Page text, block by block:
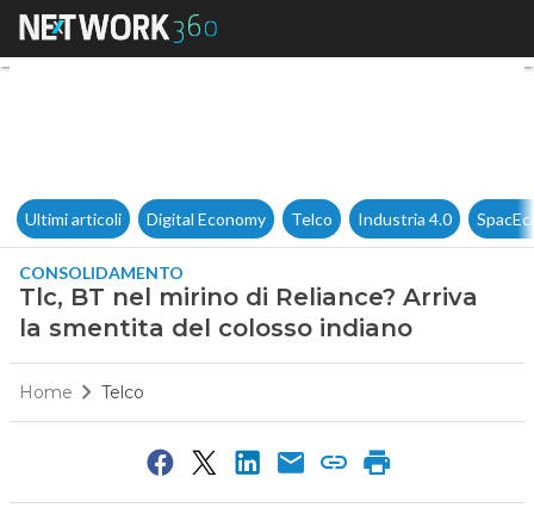
Tlc, BT nel mirino di
Ultimi articoli Digital Economy Telco Industria 4.0
CONSOLIDAMENTO
Tlc, BT nel mirino di Reliance? Arriva
la smentita del colosso indiano
Home Telco